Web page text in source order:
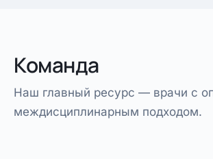
Команда
Наш главный ресурс — врачи с
междисциплинарным подходом.